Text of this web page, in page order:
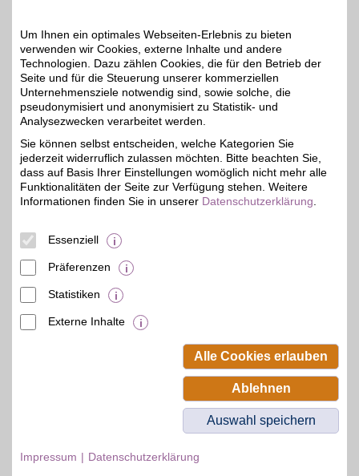
Zum Partnerprofil
5%
Aveda
Umweltbewusste Pflege:
Produkten auf
Pflanzenbasis unseres
Partners Nachhaltigkeit
beweisen und dem Körper
etwas Gutes tun. BSW-
Beamten-Selbsthilfewerk GmbH.
Um Ihnen ein optimales Webseiten-Erlebnis zu bieten
verwenden wir Cookies, externe Inhalte und andere
Technologien. Dazu zählen Cookies, die für den Betrieb der
Seite und für die Steuerung unserer kommerziellen
Unternehmensziele notwendig sind, sowie solche, die
pseudonymisiert und anonymisiert zu Statistik- und
Analysezwecken verarbeitet werden.
Sie können selbst entscheiden, welche Kategorien Sie
jederzeit widerruflich zulassen möchten. Bitte beachten Sie,
dass auf Basis Ihrer Einstellungen womöglich nicht mehr alle
Funktionalitäten der Seite zur Verfügung stehen. Weitere
Informationen finden Sie in unserer Datenschutzerklärung
Essenziell
Präferenzen
Statistiken
Externe Inhalte
Alle Cookies erlauben
Ablehnen
Auswahl speichern
Impressum Datenschutzerklärung